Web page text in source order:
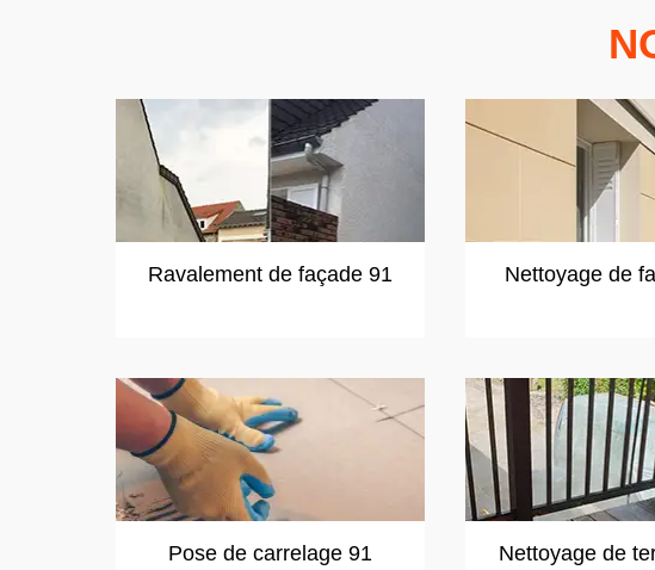
Ravalement de façade 91 Nettoyage de
Pose de carrelage 91 Nettoyage de